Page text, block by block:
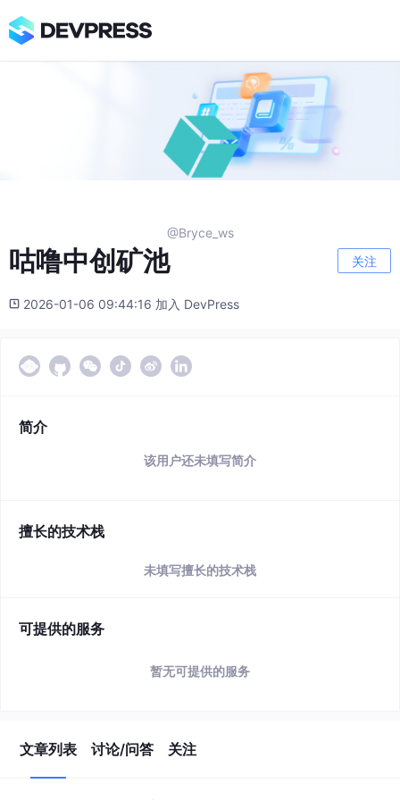
@Bryce_ws
咕噜中创矿池 关注
2026-01-06 09:44:16 加入 DevPress
简介
该用户还未填写简介
擅长的技术栈
未填写擅长的技术栈
可提供的服务
暂无可提供的服务
文章列表 讨论/问答 关注